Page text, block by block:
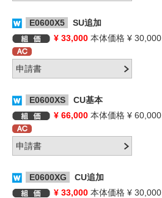
E0600X5
SU追加
¥ 33,000 本体価格 ¥ 30,000
E0600XS
CU基本
¥ 66,000 本体価格 ¥ 60,000
E0600XG
CU追加
¥ 33,000 本体価格 ¥ 30,000